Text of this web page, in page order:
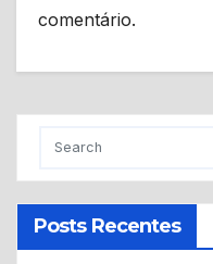
comentário.
Posts Recentes